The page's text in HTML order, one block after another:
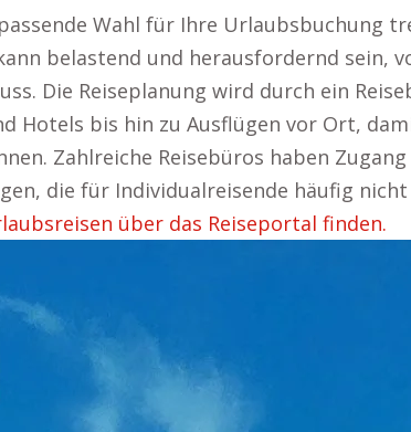
Wahl für Ihre Urlaubsbuchung
belastend und herausfordernd sein,
Die Reiseplanung wird durch ein
Hotels bis hin zu Ausflügen vor Ort,
Zahlreiche Reisebüros haben
die für Individualreisende häufig
über das Reiseportal finden.